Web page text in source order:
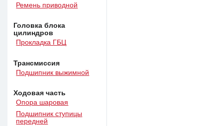
Ремень приводной
Головка блока
цилиндров
Прокладка ГБЦ
Трансмиссия
Подшипник выжимной
Ходовая часть
Опора шаровая
Подшипник ступицы
передней